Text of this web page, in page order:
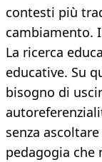
contesti più
cambiamento.
La ricerca
educative. Su
bisogno di
senza
pedagogia che